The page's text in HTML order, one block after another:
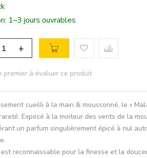
1–3 jours ouvrables
+
premier à évaluer ce produit
cueilli à la main & moussonné, le «
Exposé à la moiteur des vents de la
un parfum singulièrement épicé à nul
reconnaissable pour la finesse et la